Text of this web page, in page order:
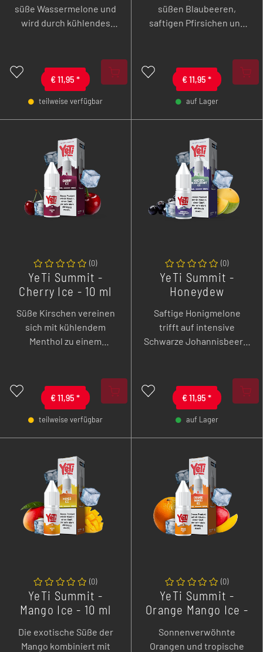
- +
€ 11,95 *
teilweise verfügbar
Nikotinsalz Liquid
süße Wassermelone und
wird durch kühlendes
- +
€ 11,95 *
auf Lager
süßen Blaubeeren,
saftigen Pfirsichen und
- +
€ 11,95 *
teilweise verfügbar
(0)
YeTi Summit -
Cherry Ice - 10 ml
Nikotinsalz Liquid
Süße Kirschen vereinen
sich mit kühlendem
Menthol zu einem
- +
€ 11,95 *
auf Lager
(0)
YeTi Summit -
Honeydew
10 ml Overdozed
Nikotinsalz Liquid
Saftige Honigmelone
trifft auf intensive
Schwarze Johannisbeere,
(0)
YeTi Summit -
Mango Ice - 10 ml
Nikotinsalz Liquid
Die exotische Süße der
Mango kombiniert mit
(0)
YeTi Summit -
Orange Mango Ice -
Nikotinsalz Liquid
Sonnenverwöhnte
Orangen und tropische